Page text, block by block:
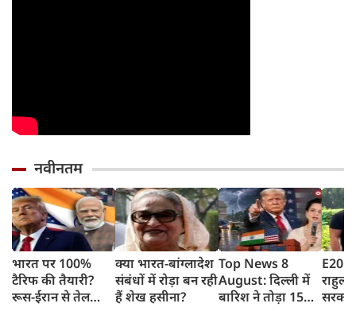
नवीनतम
भारत पर 100%
टैरिफ की तैयारी?
रूस-ईरान से तेल
क्या भारत-बांग्लादेश
संबंधों में रोड़ा बन रही
हैं शेख हसीना?
Top News 8
August: दिल्ली में
बारिश ने तोड़ा 15
E20
राहुल